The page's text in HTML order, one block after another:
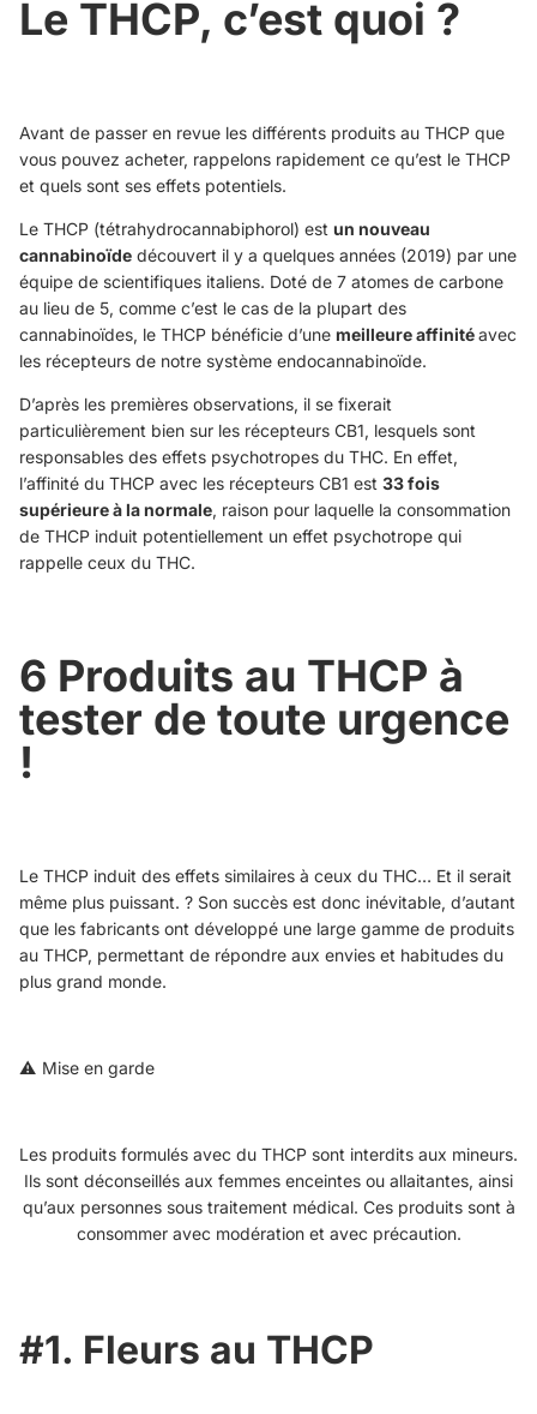
Le THCP, c’est quoi ?
Avant de passer en revue les différents produits au THCP que
vous pouvez acheter, rappelons rapidement ce qu’est le THCP
et quels sont ses effets potentiels.
Le THCP (tétrahydrocannabiphorol) est un nouveau
cannabinoïde découvert il y a quelques années (2019) par une
équipe de scientifiques italiens. Doté de 7 atomes de carbone
au lieu de 5, comme c’est le cas de la plupart des
cannabinoïdes, le THCP bénéficie d’une meilleure affinitéavec
les récepteurs de notre système endocannabinoïde.
D’après les premières observations, il se fixerait
particulièrement bien sur les récepteurs CB1, lesquels sont
responsables des effets psychotropes du THC. En effet,
l’affinité du THCP avec les récepteurs CB1 est 33 fois
supérieure à la normale, raison pour laquelle la consommation
de THCP induit potentiellement un effet psychotrope qui
rappelle ceux du THC.
6 Produits au THCP à
tester de toute urgence
!
Le THCP induit des effets similaires à ceux du THC… Et il serait
même plus puissant. ?​ Son succès est donc inévitable, d’autant
que les fabricants ont développé une large gamme de produits
au THCP, permettant de répondre aux envies et habitudes du
plus grand monde.
⚠️ Mise en garde
Les produits formulés avec du THCP sont interdits aux mineurs.
Ils sont déconseillés aux femmes enceintes ou allaitantes, ainsi
qu’aux personnes sous traitement médical. Ces produits sont à
consommer avec modération et avec précaution.
#1. Fleurs au THCP